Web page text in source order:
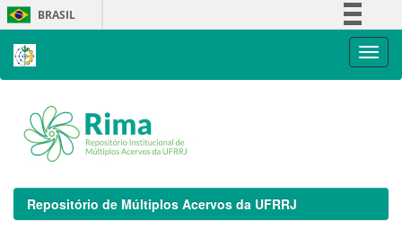
Skip
navigation
BRASIL
Repositório de Múltiplos Acervos da UFRRJ